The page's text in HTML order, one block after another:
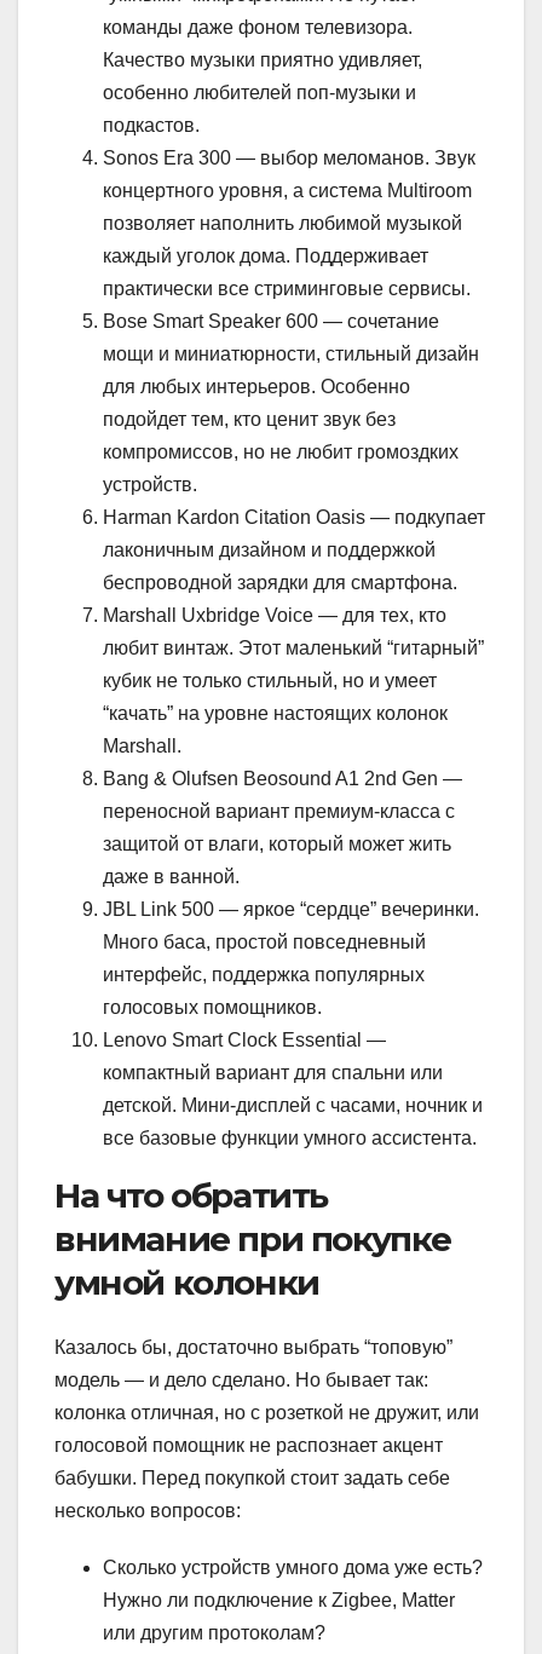
команды даже фоном телевизора.
Качество музыки приятно удивляет,
особенно любителей поп-музыки и
подкастов.
Sonos Era 300 — выбор меломанов. Звук
концертного уровня, а система Multiroom
позволяет наполнить любимой музыкой
каждый уголок дома. Поддерживает
практически все стриминговые сервисы.
Bose Smart Speaker 600 — сочетание
мощи и миниатюрности, стильный дизайн
для любых интерьеров. Особенно
подойдет тем, кто ценит звук без
компромиссов, но не любит громоздких
устройств.
Harman Kardon Citation Oasis — подкупает
лаконичным дизайном и поддержкой
беспроводной зарядки для смартфона.
Marshall Uxbridge Voice — для тех, кто
любит винтаж. Этот маленький “гитарный”
кубик не только стильный, но и умеет
“качать” на уровне настоящих колонок
Marshall.
Bang & Olufsen Beosound A1 2nd Gen —
переносной вариант премиум-класса с
защитой от влаги, который может жить
даже в ванной.
JBL Link 500 — яркое “сердце” вечеринки.
Много баса, простой повседневный
интерфейс, поддержка популярных
голосовых помощников.
Lenovo Smart Clock Essential —
компактный вариант для спальни или
детской. Мини-дисплей с часами, ночник и
все базовые функции умного ассистента.
На что обратить
внимание при покупке
умной колонки
Казалось бы, достаточно выбрать “топовую”
модель — и дело сделано. Но бывает так:
колонка отличная, но с розеткой не дружит, или
голосовой помощник не распознает акцент
бабушки. Перед покупкой стоит задать себе
несколько вопросов:
Сколько устройств умного дома уже есть?
Нужно ли подключение к Zigbee, Matter
или другим протоколам?